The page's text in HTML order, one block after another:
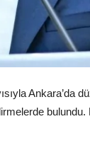
Ankara’da
bulundu.